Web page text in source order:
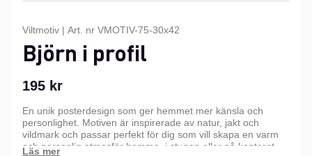
Viltmotiv | Art. nr VMOTIV-75-30x42
Björn i profil
195 kr
En unik posterdesign som ger hemmet mer känsla och
personlighet. Motiven är inspirerade av natur, jakt och
vildmark och passar perfekt för dig som vill skapa en varm
och personlig atmosfär hemma, i stugan eller på kontoret.